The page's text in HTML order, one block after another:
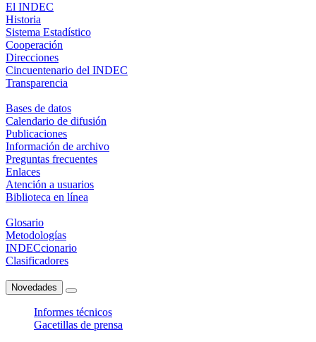
El INDEC
Historia
Sistema Estadístico
Cooperación
Direcciones
Cincuentenario del INDEC
Transparencia
Bases de datos
Calendario de difusión
Publicaciones
Información de archivo
Preguntas frecuentes
Enlaces
Atención a usuarios
Biblioteca en línea
Glosario
Metodologías
INDECcionario
Clasificadores
Novedades
Informes técnicos
Gacetillas de prensa